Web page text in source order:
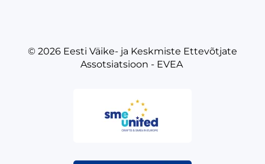
© 2026 Eesti Väike- ja Keskmiste Ettevõtjate
Assotsiatsioon - EVEA